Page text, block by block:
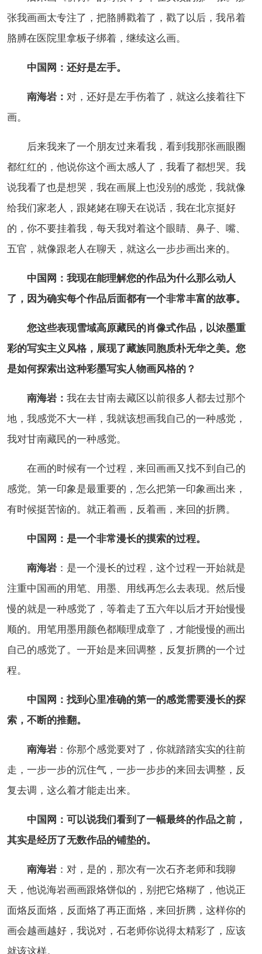
张我画画太专注了，把胳膊戳着了，戳了以后，我吊着
胳膊在医院里拿板子绑着，继续这么画。
中国网：还好是左手。
南海岩： 对，还好是左手伤着了，就这么接着往下
画。
后来我来了一个朋友过来看我，看到我那张画眼圈
都红红的，他说你这个画太感人了，我看了都想哭。我
说我看了也是想哭，我在画展上也没别的感觉，我就像
给我们家老人，跟姥姥在聊天在说话，我在北京挺好
的，你不要挂着我，每天我对着这个眼睛、鼻子、嘴、
五官，就像跟老人在聊天，就这么一步步画出来的。
中国网：我现在能理解您的作品为什么那么动人
了，因为确实每个作品后面都有一个非常丰富的故事。
您这些表现雪域高原藏民的肖像式作品，以浓墨重
彩的写实主义风格，展现了藏族同胞质朴无华之美。您
是如何探索出这种彩墨写实人物画风格的？
南海岩： 我在去甘南去藏区以前很多人都去过那个
地，我感觉不大一样，我就该想画我自己的一种感觉，
我对甘南藏民的一种感觉。
在画的时候有一个过程，来回画画又找不到自己的
感觉。第一印象是最重要的，怎么把第一印象画出来，
有时候挺苦恼的。就正着画，反着画，来回的折腾。
中国网：是一个非常漫长的摸索的过程。
南海岩 ：是一个漫长的过程，这个过程一开始就是
注重中国画的用笔、用墨、用线再怎么去表现。然后慢
慢的就是一种感觉了，等着走了五六年以后才开始慢慢
顺的。用笔用墨用颜色都顺理成章了，才能慢慢的画出
自己的感觉了。一开始是来回调整，反复折腾的一个过
程。
中国网：找到心里准确的第一的感觉需要漫长的探
索，不断的推翻。
南海岩 ：你那个感觉要对了，你就踏踏实实的往前
走，一步一步的沉住气，一步一步步的来回去调整，反
复去调，这么着才能走出来。
中国网：可以说我们看到了一幅最终的作品之前，
其实是经历了无数作品的铺垫的。
南海岩 ：对，是的，那次有一次石齐老师和我聊
天，他说海岩画画跟烙饼似的，别把它烙糊了，他说正
面烙反面烙，反面烙了再正面烙，来回折腾，这样你的
画会越画越好，我说对，石老师你说得太精彩了，应该
就该这样。